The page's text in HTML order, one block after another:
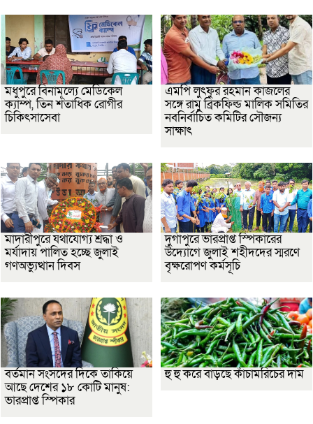
মধুপুরে বিনামূল্যে মেডিকেল
ক্যাম্প, তিন শতাধিক রোগীর
চিকিৎসাসেবা
এমপি লুৎফুর রহমান কাজলের
সঙ্গে রামু ব্রিকফিল্ড মালিক সমিতির
নবনির্বাচিত কমিটির সৌজন্য
সাক্ষাৎ
মাদারীপুরে যথাযোগ্য শ্রদ্ধা ও
মর্যাদায় পালিত হচ্ছে জুলাই
গণঅভ্যুত্থান দিবস
দুর্গাপুরে ভারপ্রাপ্ত স্পিকারের
উদ্যোগে জুলাই শহীদদের স্মরণে
বৃক্ষরোপণ কর্মসূচি
বর্তমান সংসদের দিকে তাকিয়ে
আছে দেশের ১৮ কোটি মানুষ:
ভারপ্রাপ্ত স্পিকার
হু হু করে বাড়ছে কাঁচামরিচের দাম